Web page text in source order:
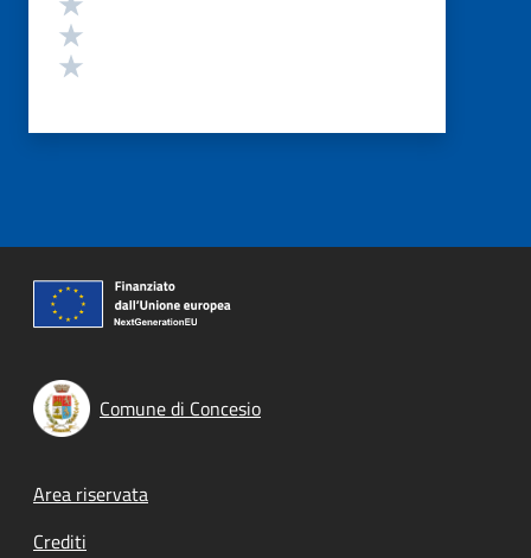
Comune di Concesio
Footer menu
Area riservata
Crediti